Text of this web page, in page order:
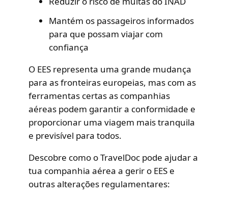
Mantém os passageiros informados
para que possam viajar com
confiança
O EES representa uma grande mudança
para as fronteiras europeias, mas com as
ferramentas certas as companhias
aéreas podem garantir a conformidade e
proporcionar uma viagem mais tranquila
e previsível para todos.
Descobre como o TravelDoc pode ajudar a
tua companhia aérea a gerir o EES e
outras alterações regulamentares: